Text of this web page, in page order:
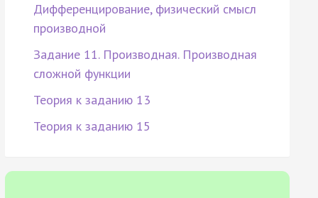
Дифференцирование, физический смысл
производной
Задание 11. Производная. Производная
сложной функции
Теория к заданию 13
Теория к заданию 15